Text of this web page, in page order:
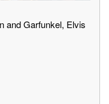
and Garfunkel, Elvis